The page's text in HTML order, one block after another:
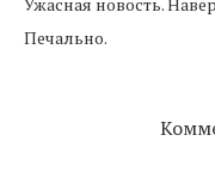
Печально.